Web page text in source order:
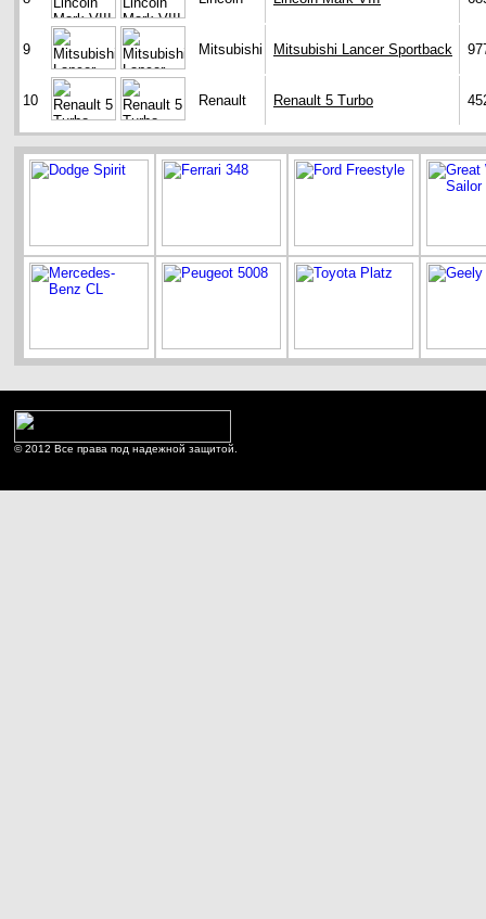
9 Mitsubishi Mitsubishi Lancer Sportback
10 Renault Renault 5 Turbo
© 2012 Все права под надежной защитой.